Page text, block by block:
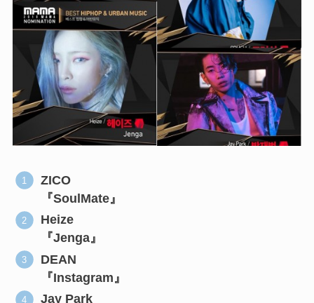
ZICO
『SoulMate』
Heize
『Jenga』
DEAN
『Instagram』
Jay Park